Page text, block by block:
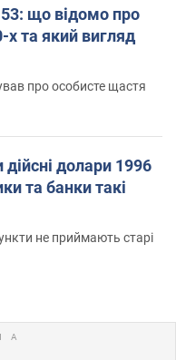
що відомо про
х та який вигляд
про особисте щастя
долари 1996
та банки такі
не приймають старі